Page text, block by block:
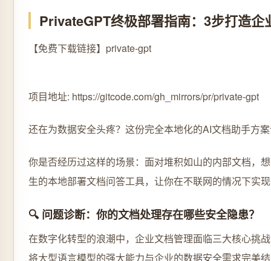
PrivateGPT终极部署指南：3步打造企
【免费下载链接】private-gpt
项目地址: https://gitcode.com/gh_mirrors/pr/private-gpt
还在为数据安全头疼？这份完全本地化的AI文档助手方
你是否经历过这样的场景：面对堆积如山的内部文档，
生的本地部署文档问答工具，让你在不联网的情况下实
🔍 问题诊断：你的文档处理存在哪些安全隐患？
在数字化转型的浪潮中，企业文档管理面临三大核心挑
将大型语言模型的强大能力与企业的数据安全需求完美